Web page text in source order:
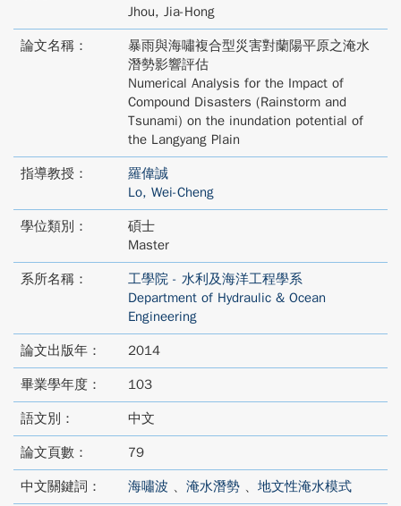
Jhou, Jia-Hong
論文名稱：
暴雨與海嘯複合型災害對蘭陽平原之淹水
潛勢影響評估
Numerical Analysis for the Impact of
Compound Disasters (Rainstorm and
Tsunami) on the inundation potential of
the Langyang Plain
指導教授：
羅偉誠
Lo, Wei-Cheng
學位類別：
碩士
Master
系所名稱：
工學院 - 水利及海洋工程學系
Department of Hydraulic & Ocean
Engineering
論文出版年： 2014
畢業學年度： 103
語文別： 中文
論文頁數： 79
中文關鍵詞： 海嘯波 、 淹水潛勢 、 地文性淹水模式